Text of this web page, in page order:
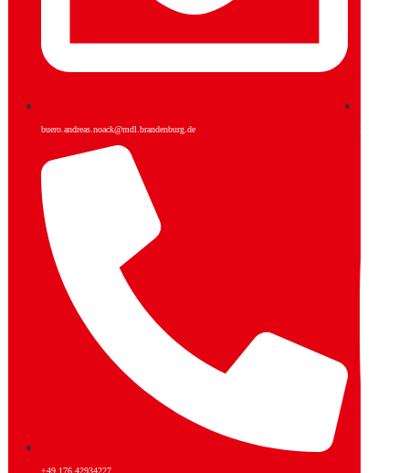
buero.andreas.noack@mdl.brandenburg.de
+49 176 42934227
Facebook